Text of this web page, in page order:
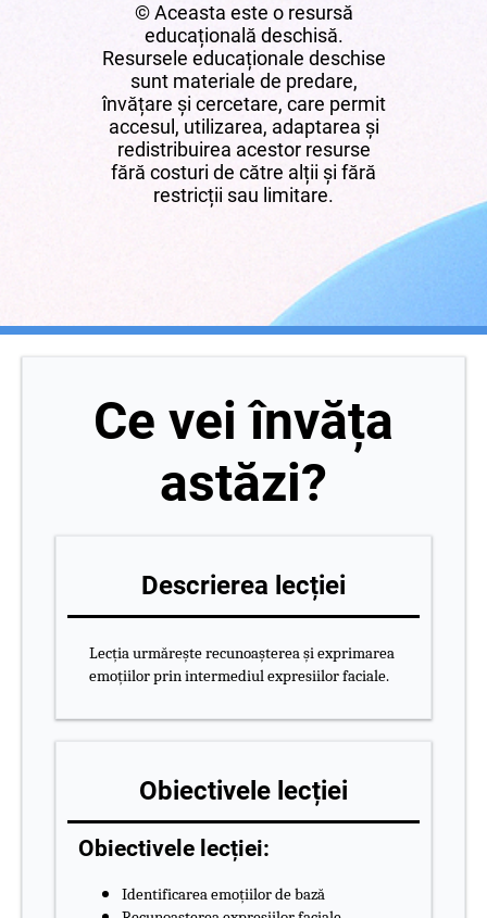
© Aceasta este o resursă
educațională deschisă.
Resursele educaționale deschise
sunt materiale de predare,
învățare și cercetare, care permit
accesul, utilizarea, adaptarea și
redistribuirea acestor resurse
fără costuri de către alții și fără
restricții sau limitare.
Ce vei învăța
astăzi?
Descrierea lecției
Lecția urmărește recunoașterea și exprimarea
emoțiilor prin intermediul expresiilor faciale.
Obiectivele lecției
Obiectivele lecției:
Identificarea emoțiilor de bază